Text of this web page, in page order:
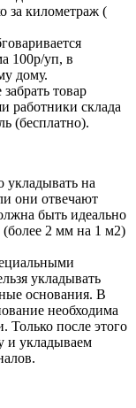
за километраж (
100р/уп, в
дому.
товар
работники склада
(бесплатно).
на
они отвечают
быть идеально
(более 2 мм на 1 м2)
укладывать
основания. В
необходима
Только после этого
и укладываем